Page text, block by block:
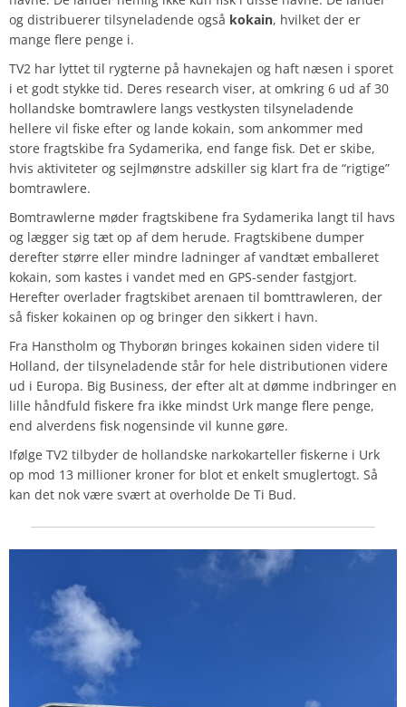
og distribuerer tilsyneladende også kokain, hvilket der er
mange flere penge i.
TV2 har lyttet til rygterne på havnekajen og haft næsen i sporet
i et godt stykke tid. Deres research viser, at omkring 6 ud af 30
hollandske bomtrawlere langs vestkysten tilsyneladende
hellere vil fiske efter og lande kokain, som ankommer med
store fragtskibe fra Sydamerika, end fange fisk. Det er skibe,
hvis aktiviteter og sejlmønstre adskiller sig klart fra de “rigtige”
bomtrawlere.
Bomtrawlerne møder fragtskibene fra Sydamerika langt til havs
og lægger sig tæt op af dem herude. Fragtskibene dumper
derefter større eller mindre ladninger af vandtæt emballeret
kokain, som kastes i vandet med en GPS-sender fastgjort.
Herefter overlader fragtskibet arenaen til bomttrawleren, der
så fisker kokainen op og bringer den sikkert i havn.
Fra Hanstholm og Thyborøn bringes kokainen siden videre til
Holland, der tilsyneladende står for hele distributionen videre
ud i Europa. Big Business, der efter alt at dømme indbringer en
lille håndfuld fiskere fra ikke mindst Urk mange flere penge,
end alverdens fisk nogensinde vil kunne gøre.
Ifølge TV2 tilbyder de hollandske narkokarteller fiskerne i Urk
op mod 13 millioner kroner for blot et enkelt smuglertogt. Så
kan det nok være svært at overholde De Ti Bud.